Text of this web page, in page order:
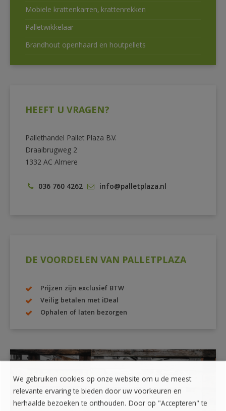
Mobiele krattenkarren, krattenrekken
Palletwikkelaar
Brandhout openhaard en houtpellets
HEEFT U VRAGEN?
Pallethandel Pallet Plaza B.V.
Draaibrugweg 2
1332 AC Almere
036 760 4262 info@palletplaza.nl
DE VOORDELEN VAN PALLETPLAZA
Prijzen zijn exclusief BTW
Veilig betalen met iDeal
Ophalen of laten bezorgen
ZELF OPHALEN?
UW KUNT OOK ZELF OPHALEN BIJ
We gebruiken cookies op onze website om u de meest
relevante ervaring te bieden door uw voorkeuren en
herhaalde bezoeken te onthouden. Door op "Accepteren" te